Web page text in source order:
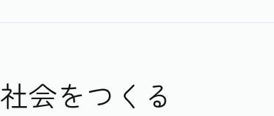
社会をつくる